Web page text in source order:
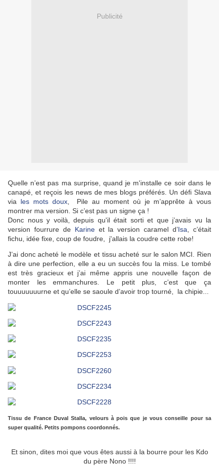
Publicité
Quelle n’est pas ma surprise, quand je m'installe ce soir dans le
canapé, et reçois les news de mes blogs préférés. Un défi Slava
via les mots doux, Pile au moment où je m’apprête à vous
montrer ma version. Si c’est pas un signe ça !
Donc nous y voilà, depuis qu'il était sorti et que j’avais vu la
version fourrure de Karineet la version caramel d’Isa , c’était
fichu, idée fixe, coup de foudre, j'allais la coudre cette robe!
J’ai donc acheté le modèle et tissu acheté sur le salon MCI. Rien
à dire une perfection, elle a eu un succès fou la miss. Le tombé
est très gracieux et j’ai même appris une nouvelle façon de
monter les emmanchures. Le petit plus, c’est que ça
touuuuuuurne et qu’elle se saoule d’avoir trop tourné, la chipie...
Tissu de France Duval Stalla, velours à pois que je vous conseille pour sa
super qualité. Petits pompons coordonnés.
Et sinon, dites moi que vous êtes aussi à la bourre pour les Kdo
du père Nono !!!!